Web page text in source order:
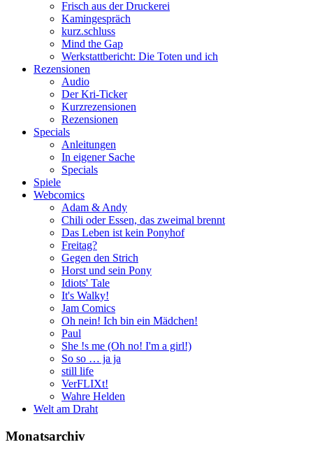
Frisch aus der Druckerei
Kamingespräch
kurz.schluss
Mind the Gap
Werkstattbericht: Die Toten und ich
Rezensionen
Audio
Der Kri-Ticker
Kurzrezensionen
Rezensionen
Specials
Anleitungen
In eigener Sache
Specials
Spiele
Webcomics
Adam & Andy
Chili oder Essen, das zweimal brennt
Das Leben ist kein Ponyhof
Freitag?
Gegen den Strich
Horst und sein Pony
Idiots' Tale
It's Walky!
Jam Comics
Oh nein! Ich bin ein Mädchen!
Paul
She !s me (Oh no! I'm a girl!)
So so … ja ja
still life
VerFLIXt!
Wahre Helden
Welt am Draht
Monatsarchiv